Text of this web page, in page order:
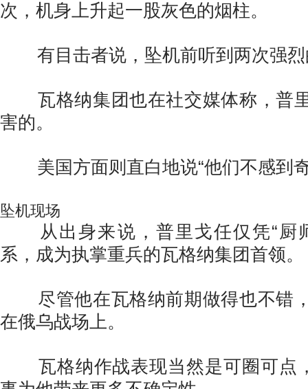
次，机身上升起一股灰色的烟柱。
有目击者说，坠机前听到两次强烈
瓦格纳集团也在社交媒体称，普
害的。
美国方面则直白地说“他们不感到
坠机现场
从出身来说， 普里戈任仅凭“厨
系，成为执掌重兵的瓦格纳集团首领。
尽管他在瓦格纳前期做得也不错
在俄乌战场上。
瓦格纳作战表现当然是可圈可点